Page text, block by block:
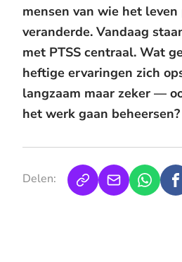
mensen van wie het
veranderde. Vandaag
met PTSS centraal. Wat
heftige ervaringen zich
langzaam maar zeker —
het werk gaan beheersen?
Delen: